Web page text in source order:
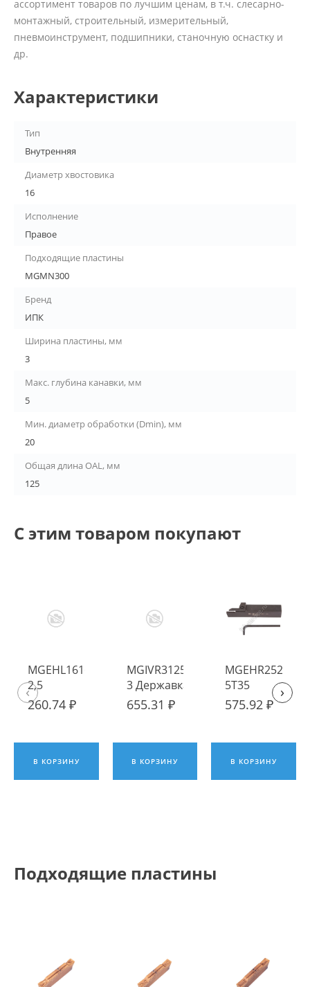
ассортимент товаров по лучшим ценам, в т.ч. слесарно-
монтажный, строительный, измерительный,
пневмоинструмент, подшипники, станочную оснастку и
др.
Характеристики
Тип
Внутренняя
Диаметр хвостовика
16
Исполнение
Правое
Подходящие пластины
MGMN300
Бренд
ИПК
Ширина пластины, мм
3
Макс. глубина канавки, мм
5
Мин. диаметр обработки (Dmin), мм
20
Общая длина OAL, мм
125
С этим товаром покупают
MGEHL1616-
2,5
Державка
ИПК
260.74 ₽
В КОРЗИНУ
MGIVR3125-
3 Державка
канавочная
655.31 ₽
В КОРЗИНУ
MGEHR2525-
5T35
Державка
ИПК
575.92 ₽
В КОРЗИНУ
‹ ›
Подходящие пластины